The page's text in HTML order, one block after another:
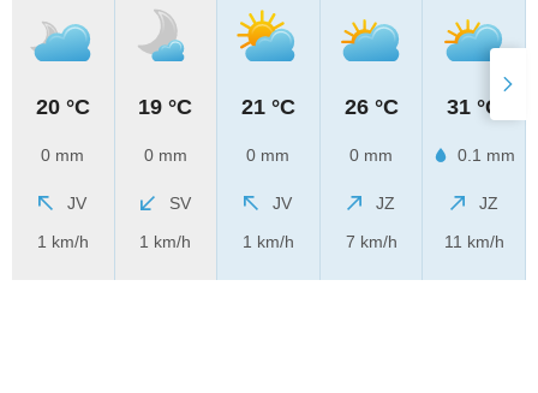
20 °C
0 mm
JV
1 km/h
19 °C
0 mm
SV
1 km/h
21 °C
0 mm
JV
1 km/h
26 °C
0 mm
JZ
7 km/h
31 °C
0.1 mm
JZ
11 km/h